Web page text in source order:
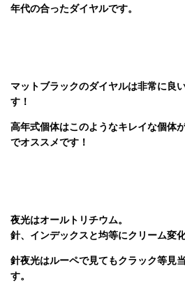
年代の合ったダイヤルです。
マットブラックのダイヤルは非常に良
す！
高年式個体はこのようなキレイな個体
でオススメです！
夜光はオールトリチウム。
針、インデックスと均等にクリーム変
針夜光はルーペで見てもクラック等見
す。